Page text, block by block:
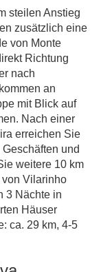
steilen Anstieg
zusätzlich eine
von Monte
Richtung
nach
an
mit Blick auf
Nach einer
erreichen Sie
und
weitere 10 km
Vilarinho
3 Nächte in
Häuser
ca. 29 km, 4-5